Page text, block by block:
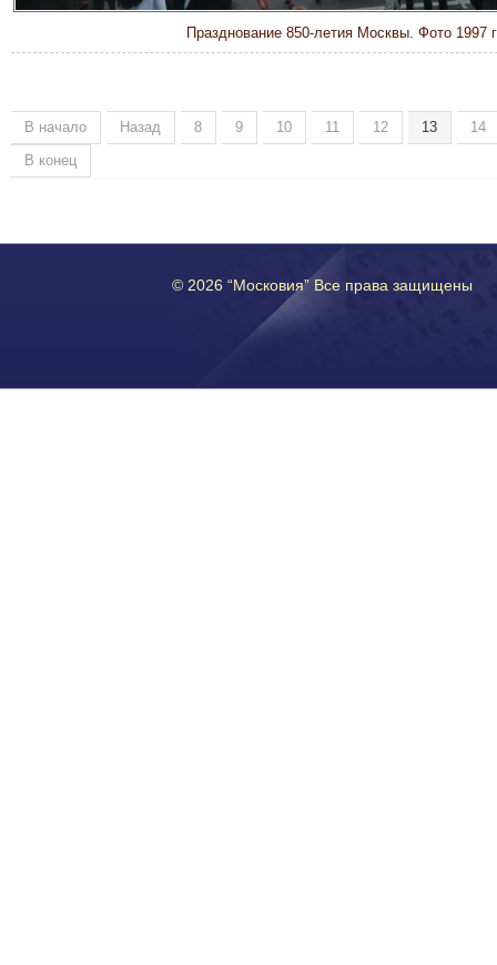
Празднование 850-летия Москвы. Фото 1997
В начало Назад 8 9 10 11 12 13
14
В конец
© 2026 “Московия” Все права защищены